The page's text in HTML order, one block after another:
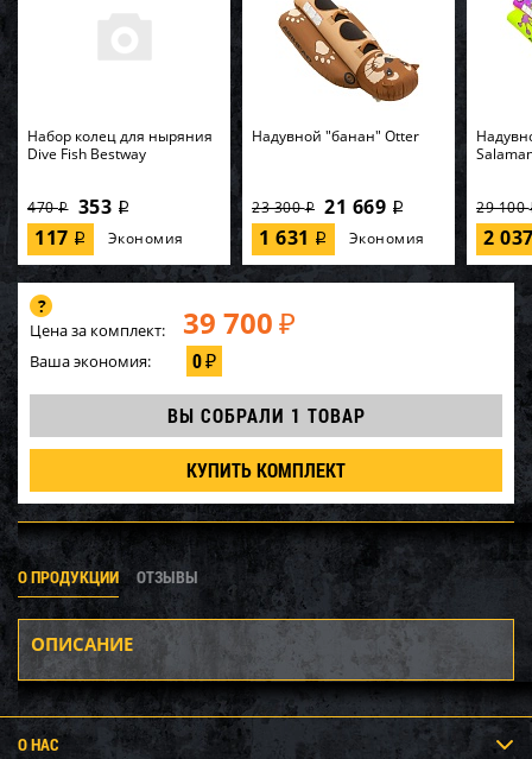
Набор колец для ныряния
Dive Fish Bestway
470i 353 i
117 i Экономия
Надувной "банан" Otter
23 300i 21 669 i
1 631 i Экономия
29 100
2
Цена за комплект: 39 700 ₽
Ваша экономия: 0₽
ВЫ СОБРАЛИ 1 ТОВАР
КУПИТЬ КОМПЛЕКТ
О ПРОДУКЦИИ ОТЗЫВЫ
ОПИСАНИЕ
О НАС